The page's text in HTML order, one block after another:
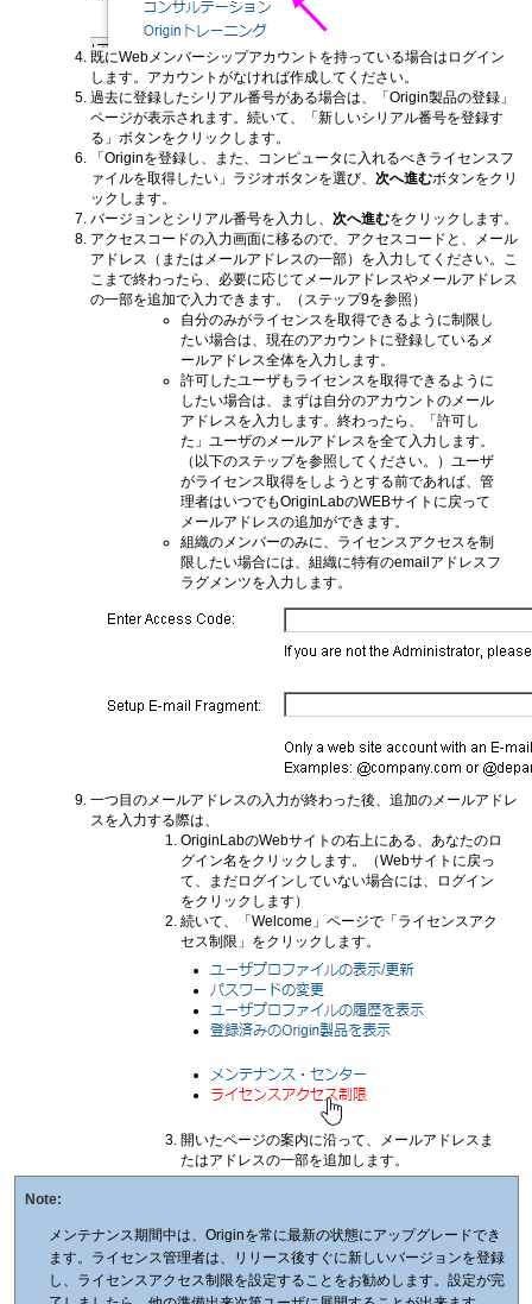
既にWebメンバーシップアカウントを持っている場合はログイン
します。アカウントがなければ作成してください。
過去に登録したシリアル番号がある場合は、「Origin製品の登録」
ページが表示されます。続いて、「新しいシリアル番号を登録す
る」ボタンをクリックします。
「Originを登録し、また、コンピュータに入れるべきライセンスフ
ァイルを取得したい」ラジオボタンを選び、 次へ進むボタンをクリ
ックします。
バージョンとシリアル番号を入力し、 次へ進むをクリックします。
アクセスコードの入力画面に移るので、アクセスコードと、メール
アドレス（またはメールアドレスの一部）を入力してください。こ
こまで終わったら、必要に応じてメールアドレスやメールアドレス
の一部を追加で入力できます。（ステップ9を参照）
自分のみがライセンスを取得できるように制限し
たい場合は、現在のアカウントに登録しているメ
ールアドレス全体を入力します。
許可したユーザもライセンスを取得できるように
したい場合は、まずは自分のアカウントのメール
アドレスを入力します。終わったら、「許可し
た」ユーザのメールアドレスを全て入力します。
（以下のステップを参照してください。）ユーザ
がライセンス取得をしようとする前であれば、管
理者はいつでもOriginLabのWEBサイトに戻って
メールアドレスの追加ができます。
組織のメンバーのみに、ライセンスアクセスを制
限したい場合には、組織に特有のemailアドレスフ
ラグメンツを入力します。
一つ目のメールアドレスの入力が終わった後、追加のメールアドレ
スを入力する際は、
OriginLabのWebサイトの右上にある、あなたのロ
グイン名をクリックします。（Webサイトに戻っ
て、まだログインしていない場合には、ログイン
をクリックします）
続いて、「Welcome」ページで「ライセンスアク
セス制限」をクリックします。
開いたページの案内に沿って、メールアドレスま
たはアドレスの一部を追加します。
Note:
メンテナンス期間中は、Originを常に最新の状態にアップグレードでき
ます。ライセンス管理者は、リリース後すぐに新しいバージョンを登録
し、ライセンスアクセス制限を設定することをお勧めします。設定が完